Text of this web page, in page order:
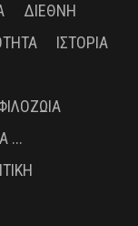
ΔΙΕΘΝΉ
ΙΣΤΟΡΊΑ
...